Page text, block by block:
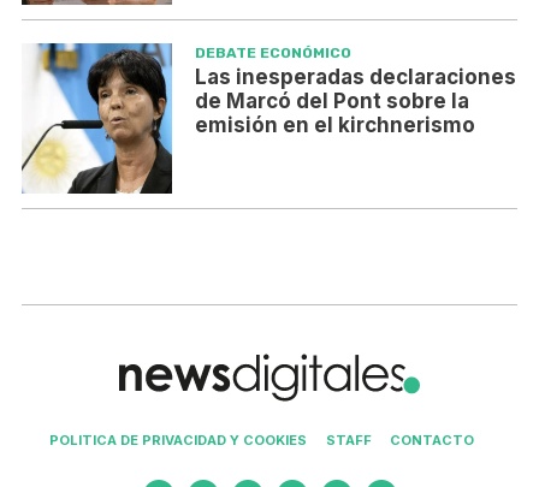
DEBATE ECONÓMICO
Las inesperadas declaraciones
de Marcó del Pont sobre la
emisión en el kirchnerismo
POLITICA DE PRIVACIDAD Y COOKIES STAFF CONTACTO